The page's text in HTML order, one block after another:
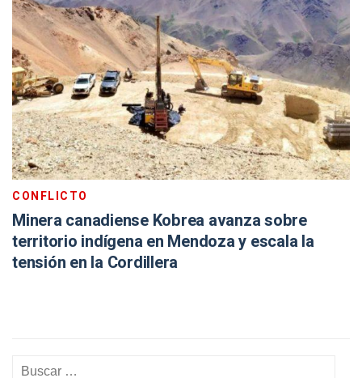
CONFLICTO
Minera canadiense Kobrea avanza sobre
territorio indígena en Mendoza y escala la
tensión en la Cordillera